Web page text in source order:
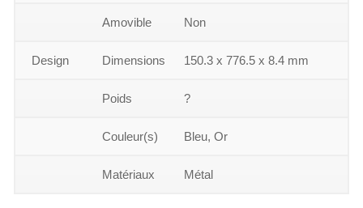
Amovible Non
Design Dimensions 150.3 x 776.5 x 8.4 mm
Poids ?
Couleur(s) Bleu, Or
Matériaux Métal